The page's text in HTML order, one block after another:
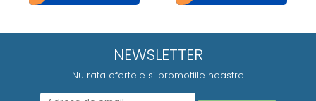
NEWSLETTER
Nu rata ofertele si promotiile noastre